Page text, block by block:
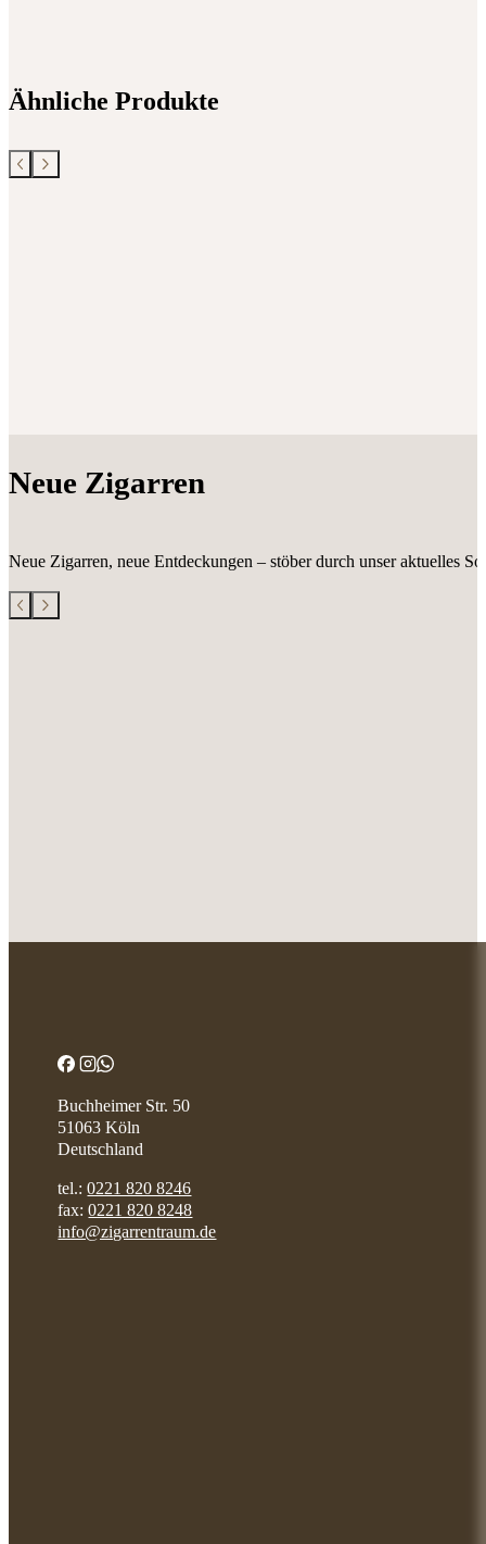
Ähnliche Produkte
Neue Zigarren
Neue Zigarren, neue Entdeckungen – stöber durch unser aktuelles
Buchheimer Str. 50
51063 Köln
Deutschland
tel.:0221 820 8246
fax:0221 820 8248
info@zigarrentraum.de